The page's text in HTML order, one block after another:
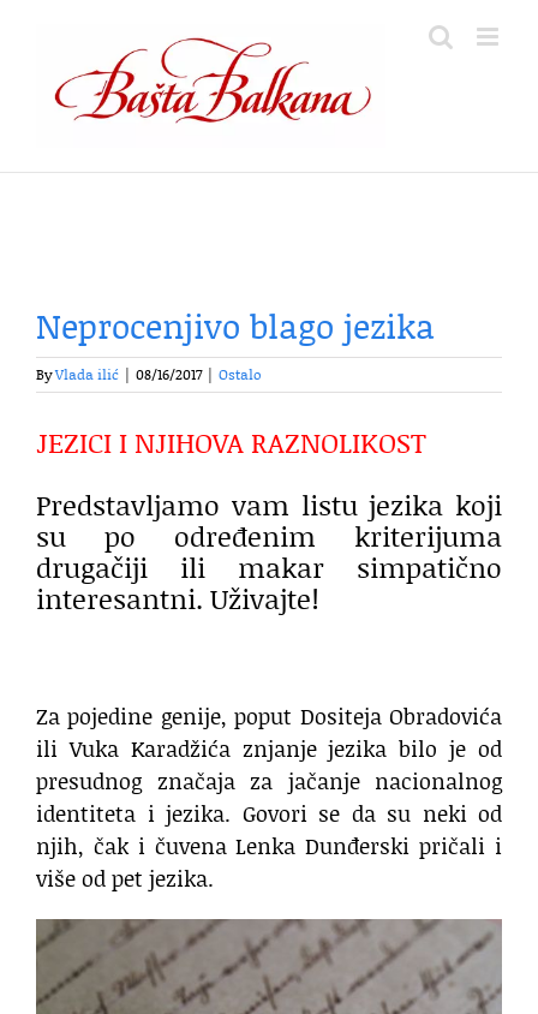
content
Neprocenjivo blago jezika
ByVlada ilić 08/16/2017 Ostalo
JEZICI I NJIHOVA RAZNOLIKOST
Predstavljamo vam listu jezika koji
su po određenim kriterijuma
drugačiji ili makar simpatično
interesantni. Uživajte!
Za pojedine genije, poput Dositeja Obradovića
ili Vuka Karadžića znjanje jezika bilo je od
presudnog značaja za jačanje nacionalnog
identiteta i jezika. Govori se da su neki od
njih, čak i čuvena Lenka Dunđerski pričali i
više od pet jezika.